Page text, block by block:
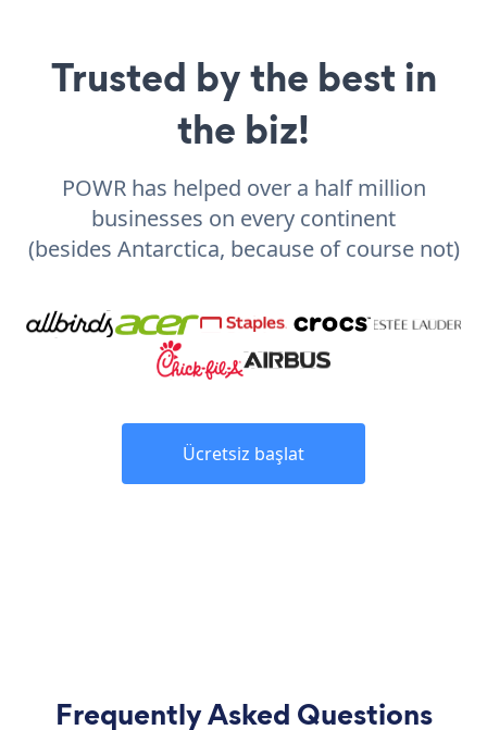
Trusted by the best in
the biz!
POWR has helped over a half million
businesses on every continent
(besides Antarctica, because of course not)
Ücretsiz başlat
Frequently Asked Questions